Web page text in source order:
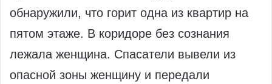
обнаружили, что горит одна из квартир на
пятом этаже. В коридоре без сознания
лежала женщина. Спасатели вывели из
опасной зоны женщину и передали